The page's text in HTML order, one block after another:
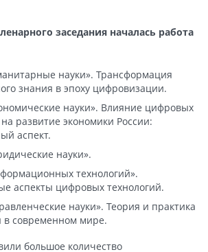
заседания началась работа
науки». Трансформация
знания в эпоху цифровизации.
науки». Влияние цифровых
развитие экономики России:
аспект.
науки».
технологий».
аспекты цифровых технологий.
науки». Теория и практика
в современном мире.
большое количество